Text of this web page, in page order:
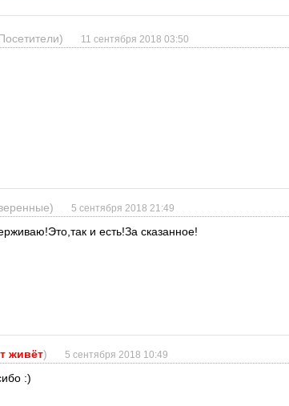
11 сентября 2018 03:50
5 сентября 2018 21:49
и есть!За сказанное!
живёт) 5 сентября 2018 10:49
:)